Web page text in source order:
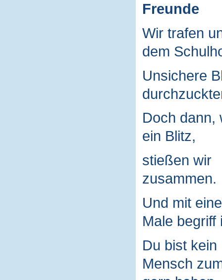
Freunde
Wir trafen
dem
Unsichere
Doch dann,
ein Blitz,
stießen wir
zusammen.
Und mit
Male begriff
Du bist kein
Mensch